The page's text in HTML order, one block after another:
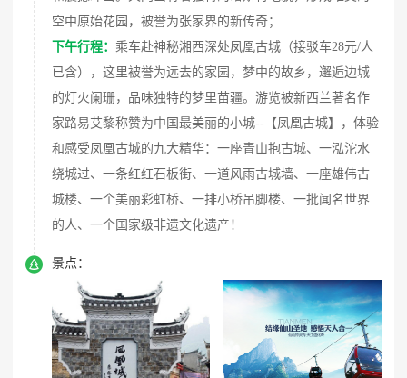
空中原始花园，被誉为张家界的新传奇；
下午行程： 乘车赴神秘湘西深处凤凰古城（接驳车28元/人
已含），这里被誉为远去的家园，梦中的故乡，邂逅边城
的灯火阑珊，品味独特的梦里苗疆。游览被新西兰著名作
家路易艾黎称赞为中国最美丽的小城--【凤凰古城】，体验
和感受凤凰古城的九大精华：一座青山抱古城、一泓沱水
绕城过、一条红红石板街、一道风雨古城墙、一座雄伟古
城楼、一个美丽彩虹桥、一排小桥吊脚楼、一批闻名世界
的人、一个国家级非遗文化遗产！
 景点：